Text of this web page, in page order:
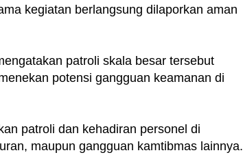
kegiatan berlangsung dilaporkan aman
patroli skala besar tersebut
potensi gangguan keamanan di
patroli dan kehadiran personel di
maupun gangguan kamtibmas lainnya.